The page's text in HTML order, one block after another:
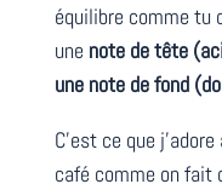
équilibre comme tu
une note de tête
une note de fond
C’est ce que
café comme on fait